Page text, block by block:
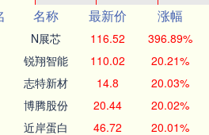
名称 最新价 涨幅
N展芯 116.52 396.89%
锐翔智能 110.02 20.21%
志特新材 14.8 20.03%
博腾股份 20.44 20.02%
近岸蛋白 46.72 20.01%